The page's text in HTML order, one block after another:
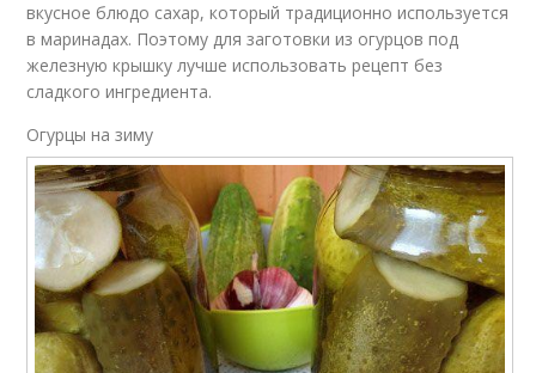
вкусное блюдо сахар, который традиционно используется
в маринадах. Поэтому для заготовки из огурцов под
железную крышку лучше использовать рецепт без
сладкого ингредиента.
Огурцы на зиму